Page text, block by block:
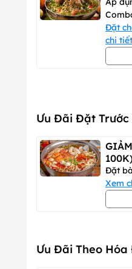
Đặt
chi
Ưu Đãi Đặt Trước
Đặt
Xem
Ưu Đãi Theo Hóa